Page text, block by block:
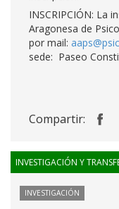
INSCRIPCIÓN: La
Aragonesa de
por mail:
sede: Paseo
Compartir:
INVESTIGACIÓN Y
INVESTIGACIÓN